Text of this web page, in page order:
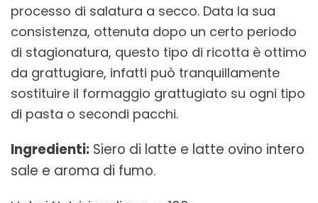
processo di salatura a secco. Data la sua
consistenza, ottenuta dopo un certo periodo
di stagionatura, questo tipo di ricotta è ottimo
da grattugiare, infatti può tranquillamente
sostituire il formaggio grattugiato su ogni tipo
di pasta o secondi pacchi.
Ingredienti: Siero di latte e latte ovino intero
sale e aroma di fumo.